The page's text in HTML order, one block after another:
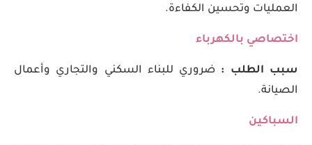
العمليات وتحسين الكفاءة.
اختصاصي بالكهرباء
سبب الطلب : ضروري للبناء السكني والتجاري وأعمال
الصيانة.
السباكين